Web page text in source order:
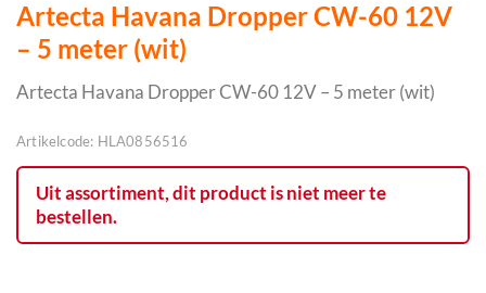
Artecta Havana Dropper CW-60 12V
– 5 meter (wit)
Artecta Havana Dropper CW-60 12V – 5 meter (wit)
Artikelcode: HLA0856516
Uit assortiment, dit product is niet meer te
bestellen.